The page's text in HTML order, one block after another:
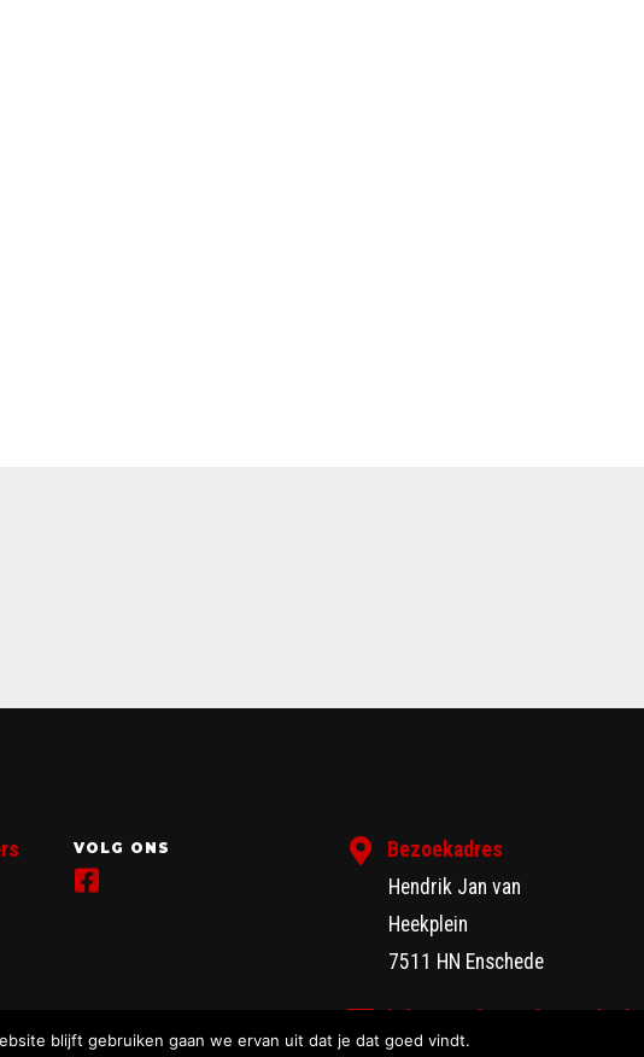
VOLG ONS
Bezoekadres
Hendrik Jan van
Heekplein
7511 HN Enschede
blijft gebruiken gaan we ervan uit dat je dat goed vindt.